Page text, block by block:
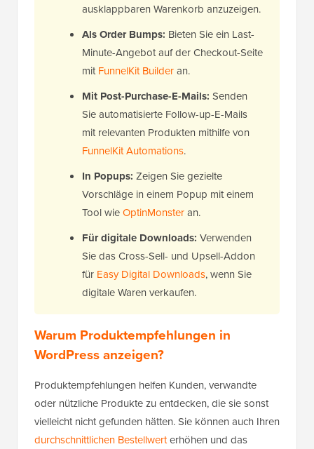
ausklappbaren Warenkorb anzuzeigen.
Als Order Bumps: Bieten Sie ein Last-
Minute-Angebot auf der Checkout-Seite
mitFunnelKit Builderan.
Mit Post-Purchase-E-Mails: Senden
Sie automatisierte Follow-up-E-Mails
mit relevanten Produkten mithilfe von
FunnelKit Automations.
In Popups: Zeigen Sie gezielte
Vorschläge in einem Popup mit einem
Tool wieOptinMonsteran.
Für digitale Downloads: Verwenden
Sie das Cross-Sell- und Upsell-Addon
für Easy Digital Downloads, wenn Sie
digitale Waren verkaufen.
Warum Produktempfehlungen in
WordPress anzeigen?
Produktempfehlungen helfen Kunden, verwandte
oder nützliche Produkte zu entdecken, die sie sonst
vielleicht nicht gefunden hätten. Sie können auch Ihren
durchschnittlichen Bestellwerterhöhen und das